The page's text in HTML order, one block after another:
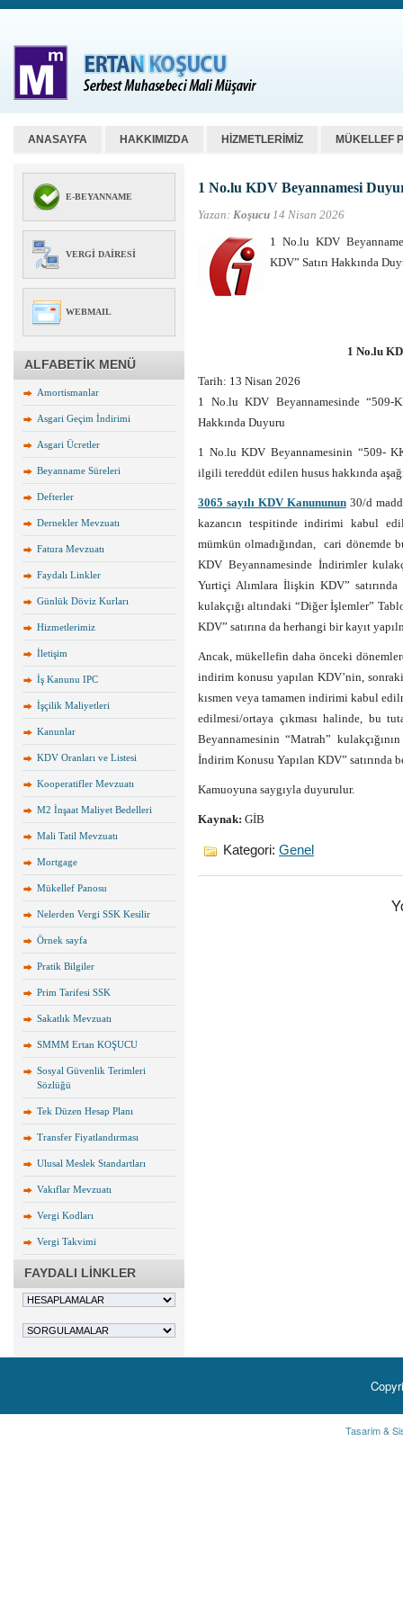
ANASAYFA HAKKIMIZDA HİZMETLERİMİZ MÜKELLEF
E-BEYANNAME
VERGI DAIRESI
WEBMAIL
ALFABETİK MENÜ
Amortismanlar
Asgari Geçim İndirimi
Asgari Ücretler
Beyanname Süreleri
Defterler
Dernekler Mevzuatı
Fatura Mevzuatı
Faydalı Linkler
Günlük Döviz Kurları
Hizmetlerimiz
İletişim
İş Kanunu IPC
İşçilik Maliyetleri
Kanunlar
KDV Oranları ve Listesi
Kooperatifler Mevzuatı
M2 İnşaat Maliyet Bedelleri
Mali Tatil Mevzuatı
Mortgage
Mükellef Panosu
Nelerden Vergi SSK Kesilir
Örnek sayfa
Pratik Bilgiler
Prim Tarifesi SSK
Sakatlık Mevzuatı
SMMM Ertan KOŞUCU
Sosyal Güvenlik Terimleri
Sözlüğü
Tek Düzen Hesap Planı
Transfer Fiyatlandırması
Ulusal Meslek Standartları
Vakıflar Mevzuatı
Vergi Kodları
Vergi Takvimi
FAYDALI LİNKLER
1 No.lu KDV Beyannamesi
Yazan: Koşucu 14 Nisan 2026
1 No.lu KDV
KDV” Satırı Hakkında
1 No.lu
Tarih: 13 Nisan 2026
1 No.lu KDV Beyannamesinde “509-
Hakkında Duyuru
1 No.lu KDV Beyannamesinin “509-
ilgili tereddüt edilen husus hakkında
3065 sayılı KDV Kanununun30/d
kazancın tespitinde indirimi kabul
mümkün olmadığından, cari dönemde
KDV Beyannamesinde İndirimler
Yurtiçi Alımlara İlişkin KDV”
kulakçığı altındaki “Diğer İşlemler”
KDV” satırına da herhangi bir kayıt
Ancak, mükellefin daha önceki
indirim konusu yapılan KDV’nin,
kısmen veya tamamen indirimi kabul
edilmesi/ortaya çıkması halinde, bu
Beyannamesinin “Matrah”
İndirim Konusu Yapılan KDV” satırında
Kamuoyuna saygıyla duyurulur.
Kaynak: GİB
Kategori: Genel
Tasarim &